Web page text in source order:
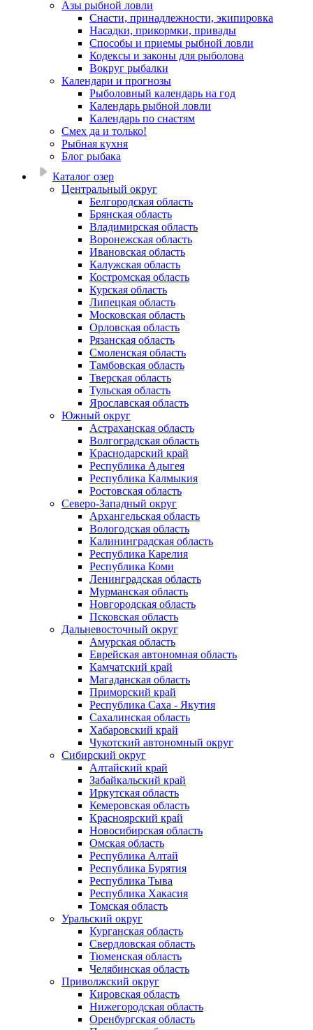
Азы рыбной ловли
Снасти, принадлежности, экипировка
Насадки, прикормки, привады
Способы и приемы рыбной ловли
Кодексы и законы для рыболова
Вокруг рыбалки
Календари и прогнозы
Рыболовный календарь на год
Календарь рыбной ловли
Календарь по снастям
Смех да и только!
Рыбная кухня
Блог рыбака
Каталог озер
Центральный округ
Белгородская область
Брянская область
Владимирская область
Воронежская область
Ивановская область
Калужская область
Костромская область
Курская область
Липецкая область
Московская область
Орловская область
Рязанская область
Смоленская область
Тамбовская область
Тверская область
Тульская область
Ярославская область
Южный округ
Астраханская область
Волгоградская область
Краснодарский край
Республика Адыгея
Республика Калмыкия
Ростовская область
Северо-Западный округ
Архангельская область
Вологодская область
Калининградская область
Республика Карелия
Республика Коми
Ленинградская область
Мурманская область
Новгородская область
Псковская область
Дальневосточный округ
Амурская область
Еврейская автономная область
Камчатский край
Магаданская область
Приморский край
Республика Саха - Якутия
Сахалинская область
Хабаровский край
Чукотский автономный округ
Сибирский округ
Алтайский край
Забайкальский край
Иркутская область
Кемеровская область
Красноярский край
Новосибирская область
Омская область
Республика Алтай
Республика Бурятия
Республика Тыва
Республика Хакасия
Томская область
Уральский округ
Курганская область
Свердловская область
Тюменская область
Челябинская область
Приволжский округ
Кировская область
Нижегородская область
Оренбургская область